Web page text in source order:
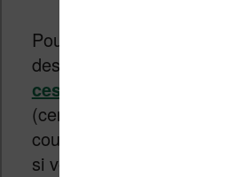
Pour vous faire votre
des
ces liseuses Android
(certains modèles
couleur ce qui est sympa
si vous voulez explorer cet